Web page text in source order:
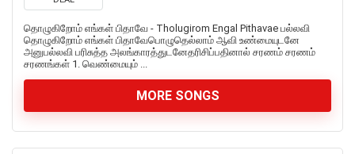
தொழுகிறோம் எங்கள் பிதாவே - Tholugirom Engal Pithavae பல்லவி
தொழுகிறோம் எங்கள் பிதாவேபொழுதெல்லாம் ஆவி உண்மையுடனே
அனுபல்லவி பரிசுத்த அலங்காரத்துடனேதரிசிப்பதினால் சரணம் சரணம்
சரணங்கள் 1. வெண்மையும் ...
MORE SONGS